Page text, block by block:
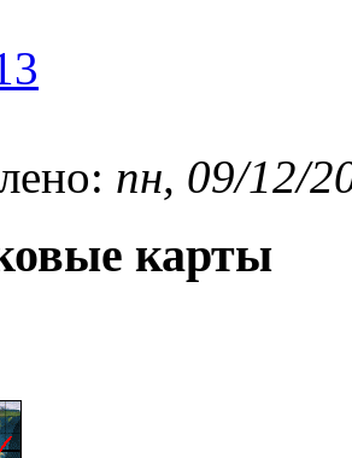
пн, 09/12/
карты